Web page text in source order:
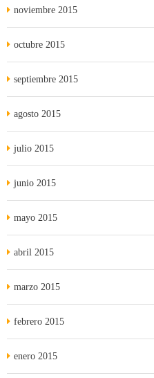
noviembre 2015
octubre 2015
septiembre 2015
agosto 2015
julio 2015
junio 2015
mayo 2015
abril 2015
marzo 2015
febrero 2015
enero 2015